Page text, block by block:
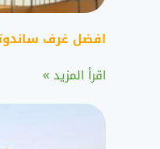
افضل غرف
اقرأ المزيد »